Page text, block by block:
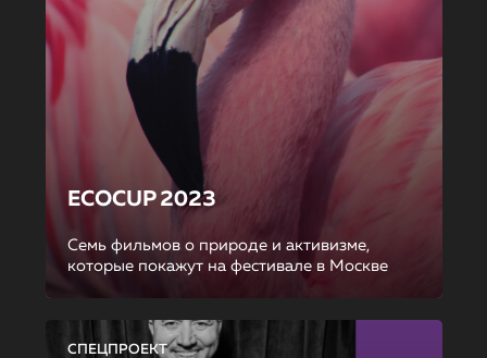
ECOCUP 2023
Семь фильмов о природе и активизме,
которые покажут на фестивале в Москве
СПЕЦПРОЕКТ